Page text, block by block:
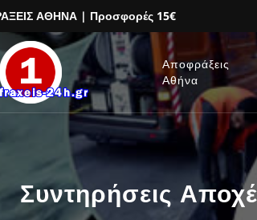
ΑΘΗΝΑ | Προσφορές 15€
Αποφράξεις
Αθήνα
Συντηρήσεις